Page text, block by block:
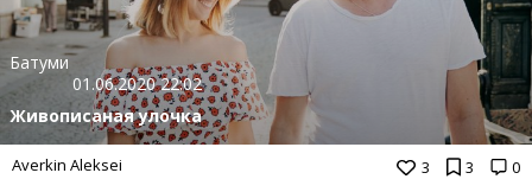
3 3 0
Батуми
01.06.2020 22:02
Живописаная улочка
Averkin Aleksei